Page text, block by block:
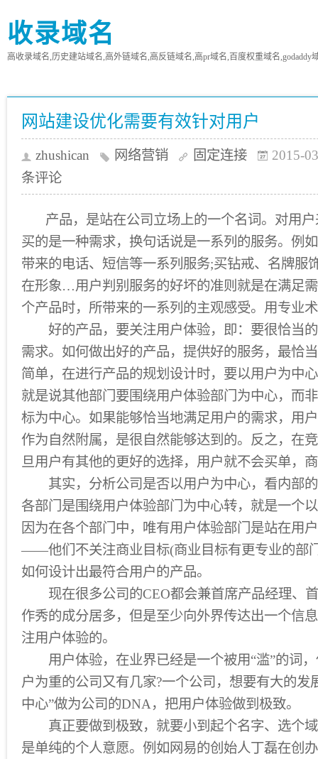
收录域名
高收录域名,历史建站域名,高外链域名,高反链域名,高pr域名,百度权重域名,godaddy
网站建设优化需要有效针对用户
zhushican 网络营销 固定连接
2015-
条评论
产品，是站在公司立场上的一个名词。对用
买的是一种需求，换句话说是一系列的服务。例
带来的电话、短信等一系列服务;买钻戒、名牌服
在形象…用户判别服务的好坏的准则就是在满足
个产品时，所带来的一系列的主观感受。用专业
好的产品，要关注用户体验，即：要很恰当的
需求。如何做出好的产品，提供好的服务，最恰
简单，在进行产品的规划设计时，要以用户为
就是说其他部门要围绕用户体验部门为中心，而
标为中心。如果能够恰当地满足用户的需求，用
作为自然附属，是很自然能够达到的。反之，在
旦用户有其他的更好的选择，用户就不会买单，
其实，分析公司是否以用户为中心，看内部的
各部门是围绕用户体验部门为中心转，就是一
因为在各个部门中，唯有用户体验部门是站在用
——他们不关注商业目标(商业目标有更专业的部
如何设计出最符合用户的产品。
现在很多公司的CEO都会兼首席产品经理、
作秀的成分居多，但是至少向外界传达出一个信
注用户体验的。
用户体验，在业界已经是一个被用“滥”的词，
户为重的公司又有几家?一个公司，想要有大的发
中心”做为公司的DNA，把用户体验做到极致。
真正要做到极致，就要小到起个名字、选个域
是单纯的个人意愿。例如网易的创始人丁磊在创